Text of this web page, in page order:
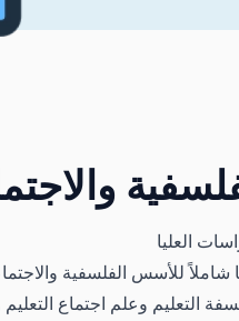
العليا
للأسس الفلسفية
التعليم وعلم اجتماع